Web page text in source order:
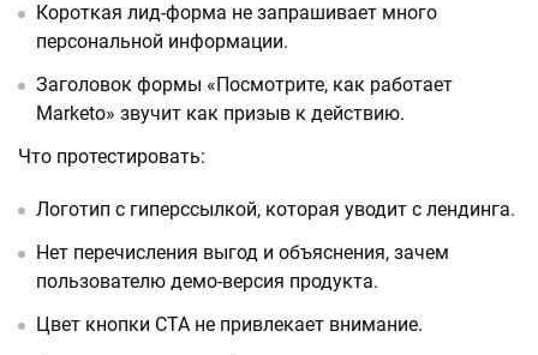
Короткая лид-форма не запрашивает много
персональной информации.
Заголовок формы «Посмотрите, как работает
Marketo» звучит как призыв к действию.
Что протестировать:
Логотип с гиперссылкой, которая уводит с лендинга.
Нет перечисления выгод и объяснения, зачем
пользователю демо-версия продукта.
Цвет кнопки CTA не привлекает внимание.